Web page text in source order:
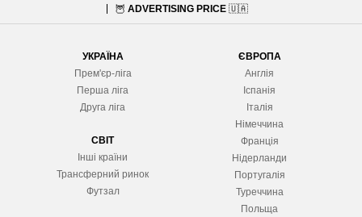
🦉 ADVERTISING PRICE 🇺🇦
УКРАЇНА
Прем'єр-ліга
Перша ліга
Друга ліга
СВІТ
Інші країни
Трансферний ринок
Футзал
ЄВРОПА
Англія
Іспанія
Італія
Німеччина
Франція
Нідерланди
Португалія
Туреччина
Польща